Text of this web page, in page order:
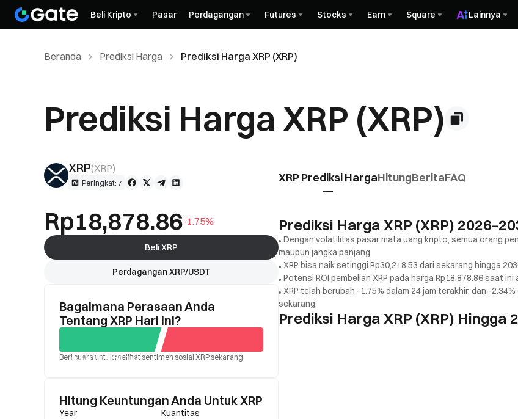
Beli Kripto Pasar Perdagangan Futures Stocks Earn Square Lainnya
Beranda Prediksi Harga Prediksi Harga XRP (XRP)
Prediksi Harga XRP (XRP)
XRP(XRP)
Peringkat: 7 XRP Prediksi HargaHitungBeritaFAQ
Rp18,878.86-1.75%
Beli XRP
Perdagangan XRP/USDT
Bagaimana Perasaan Anda
Tentang XRP Hari Ini?
Bagus Buruk
Beri suara untuk melihat sentimen sosial XRP sekarang
Hitung Keuntungan Anda Untuk XRP
Year Kuantitas
Prediksi Harga XRP (XRP)
Dengan volatilitas pasar mata uang kripto, semua orang
maupun jangka panjang.
XRP bisa naik setinggi Rp30,218.53 dari sekarang hingga
Potensi ROI pembelian XRP pada harga Rp18,878.86 saat
XRP telah berubah -1.75% dalam 24 jam terakhir, dan -
sekarang.
Prediksi Harga XRP (XRP) Hingga